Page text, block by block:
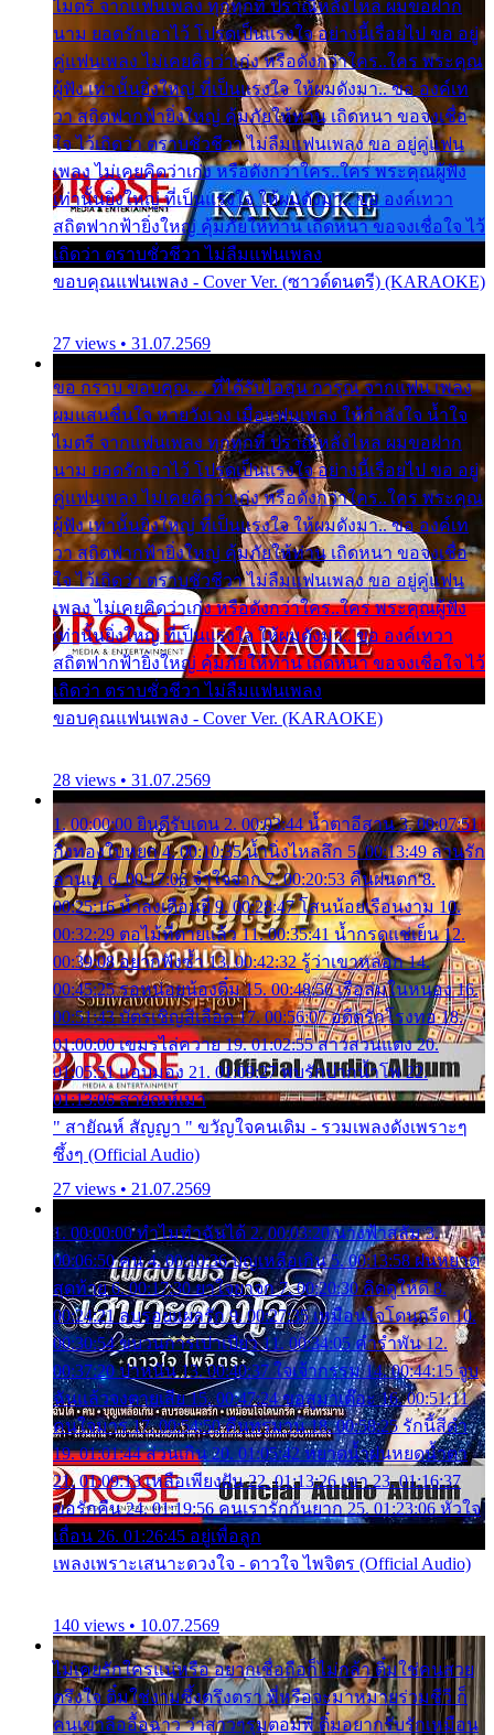
ไมตรี จากแฟนเพลง ทุกทุกที่ ปราณีหลั่งไหล ผมขอฝาก
นาม ยอดรักเอาไว้ โปรดเป็นแรงใจ อย่างนี้เรื่อยไป ขอ อยู่
คู่แฟนเพลง ไม่เคยคิดว่าเก่ง หรือดังกว่าใคร..ใคร พระคุณ
ผู้ฟัง เท่านั้นยิ่งใหญ่ ที่เป็นแรงใจ ให้ผมดังมา.. ขอ องค์เท
วา สถิตฟากฟ้ายิ่งใหญ่ คุ้มภัยให้ท่าน เถิดหนา ขอจงเชื่อ
ใจ ไว้เถิดว่า ตราบชั่วชีวา ไม่ลืมแฟนเพลง ขอ อยู่คู่แฟน
เพลง ไม่เคยคิดว่าเก่ง หรือดังกว่าใคร..ใคร พระคุณผู้ฟัง
เท่านั้นยิ่งใหญ่ ที่เป็นแรงใจ ให้ผมดังมา.. ขอ องค์เทวา
สถิตฟากฟ้ายิ่งใหญ่ คุ้มภัยให้ท่าน เถิดหนา ขอจงเชื่อใจ ไว้
เถิดว่า ตราบชั่วชีวา ไม่ลืมแฟนเพลง
ขอบคุณแฟนเพลง - Cover Ver. (ซาวด์ดนตรี) (KARAOKE)
27 views • 31.07.2569
ขอ กราบ ขอบคุณ.... ที่ได้รับไออุ่น การุณ จากแฟน เพลง
ผมแสนชื่นใจ หายวังเวง เมื่อแฟนเพลง ให้กำลังใจ น้ำใจ
ไมตรี จากแฟนเพลง ทุกทุกที่ ปราณีหลั่งไหล ผมขอฝาก
นาม ยอดรักเอาไว้ โปรดเป็นแรงใจ อย่างนี้เรื่อยไป ขอ อยู่
คู่แฟนเพลง ไม่เคยคิดว่าเก่ง หรือดังกว่าใคร..ใคร พระคุณ
ผู้ฟัง เท่านั้นยิ่งใหญ่ ที่เป็นแรงใจ ให้ผมดังมา.. ขอ องค์เท
วา สถิตฟากฟ้ายิ่งใหญ่ คุ้มภัยให้ท่าน เถิดหนา ขอจงเชื่อ
ใจ ไว้เถิดว่า ตราบชั่วชีวา ไม่ลืมแฟนเพลง ขอ อยู่คู่แฟน
เพลง ไม่เคยคิดว่าเก่ง หรือดังกว่าใคร..ใคร พระคุณผู้ฟัง
เท่านั้นยิ่งใหญ่ ที่เป็นแรงใจ ให้ผมดังมา.. ขอ องค์เทวา
สถิตฟากฟ้ายิ่งใหญ่ คุ้มภัยให้ท่าน เถิดหนา ขอจงเชื่อใจ ไว้
เถิดว่า ตราบชั่วชีวา ไม่ลืมแฟนเพลง
ขอบคุณแฟนเพลง - Cover Ver. (KARAOKE)
28 views • 31.07.2569
1. 00:00:00 ยินดีรับเดน 2. 00:03:44 น้ำตาอีสาน 3. 00:07:51
กิ่งทองใบหยก 4. 00:10:35 น้ำนิ่งไหลลึก 5. 00:13:49 ลานรัก
ลานเท 6. 00:17:06 จำใจจาก 7. 00:20:53 คืนฝนตก 8.
00:25:16 น้ำลงเดือนยี่ 9. 00:28:47 โสนน้อยเรือนงาม 10.
00:32:29 ตอไม้ที่ตายแล้ว 11. 00:35:41 น้ำกรดแช่เย็น 12.
00:39:08 อยากฟังซ้ำ 13. 00:42:32 รู้ว่าเขาหลอก 14.
00:45:25 รอหน่อยน้องติ๋ม 15. 00:48:56 เรือล่มในหนอง 16.
00:51:43 บัตรเชิญสีเลือด 17. 00:56:07 อดีตรักโรงทอ 18.
01:00:00 เขมรไล่ควาย 19. 01:02:55 สาวสวนแตง 20.
01:05:51 แอบมอง 21. 01:09:27 พบรักปากน้ำโพ 22.
01:13:06 สายัณห์เมา
" สายัณห์ สัญญา " ขวัญใจคนเดิม - รวมเพลงดังเพราะๆ
ซึ้งๆ (Official Audio)
27 views • 21.07.2569
1. 00:00:00 ทำไมทำฉันได้ 2. 00:03:20 นางฟ้าสลัม 3.
00:06:50 คน 4. 00:10:36 บุญเหลือเกิน 5. 00:13:58 ฝนหยาด
สุดท้าย 6. 00:17:30 ยาใจยาจก 7. 00:20:30 คิดดูให้ดี 8.
00:24:21 ลบรอยแผลรัก 9. 00:27:35 เหมือนใจโดนกรีด 10.
00:30:54 ขบวนการเปาเปียว 11. 00:34:05 คำรำพัน 12.
00:37:20 ปาหนัน 13. 00:40:37 ใจเจ้ากรรม 14. 00:44:15 จูบ
ฉันแล้วจงตายเสีย 15. 00:47:24 ขอสูมาเต๊อะ 16. 00:51:11
คนใจมาร 17. 00:54:50 คืนทรมาน 18. 00:58:25 รักนี้สีดำ
19. 01:01:44 ส่วนเกิน 20. 01:05:42 หยาดน้ำฝนหยดน้ำตา
21. 01:09:13 เหลือเพียงฝัน 22. 01:13:26 เขา 23. 01:16:37
ขอรักคืน 24. 01:19:56 คนเรารักกันยาก 25. 01:23:06 หัวใจ
เถื่อน 26. 01:26:45 อยู่เพื่อลูก
เพลงเพราะเสนาะดวงใจ - ดาวใจ ไพจิตร (Official Audio)
140 views • 10.07.2569
ไม่เคยรักใครแน่หรือ อยากเชื่อถือก็ไม่กล้า ติ๋มใช่คนสวย
ตรึงใจ ติ๋มใช่งามซึ้งตรึงตรา พี่หรือจะมาหมายร่วมชีวี ก็
คนเขาลืออื้อฉาว ว่าสาวๆรุมตอมพี่ ติ๋มอยากรับรักเหมือน